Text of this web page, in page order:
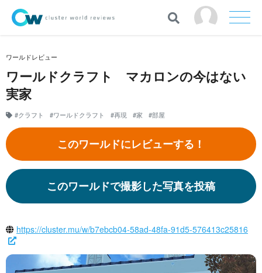
ワールドレビュー
ワールドクラフト マカロンの今はない
実家
#クラフト #ワールドクラフト #再現 #家 #部屋
このワールドにレビューする！
このワールドで撮影した写真を投稿
https://cluster.mu/w/b7ebcb04-58ad-48fa-91d5-576413c25816